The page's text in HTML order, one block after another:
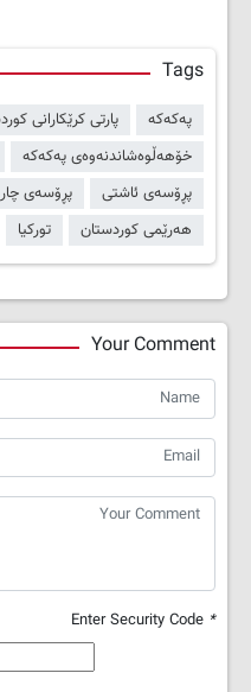
Tags
پەکەکە
پارتی کرێکارانی
خۆهەڵوەشاندنەوەی پەکەکە
پڕۆسەی ئاشتی
پڕۆسەی
هەرێمی کوردستان
تورکیا
Your Comment
*